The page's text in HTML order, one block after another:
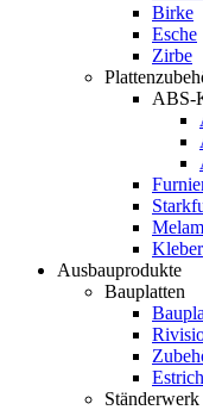
Birke
Esche
Zirbe
ABS-
Kleber
Ausbauprodukte
Bauplatten
Ständerwerk